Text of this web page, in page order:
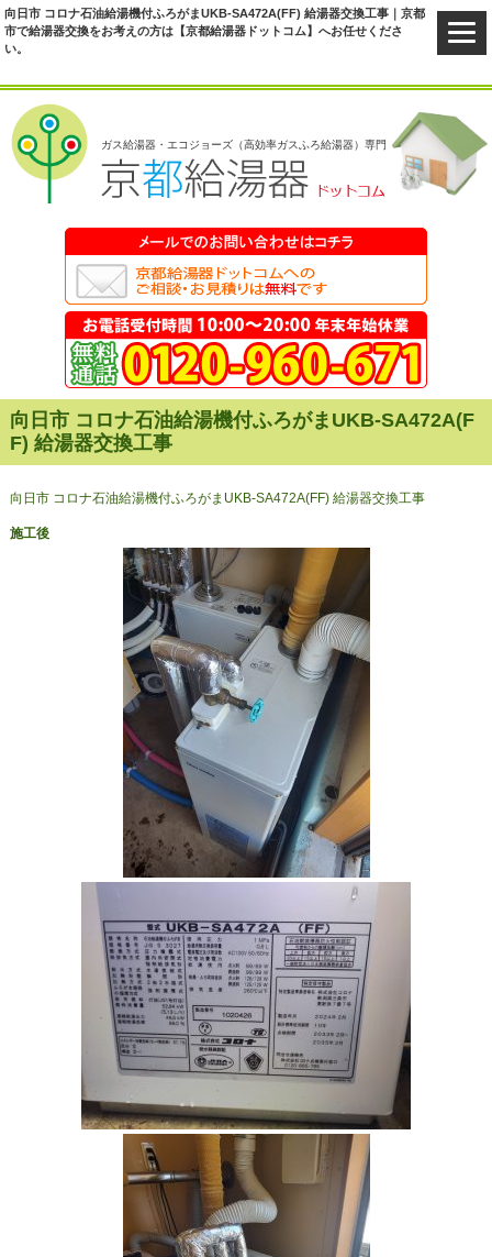
向日市 コロナ石油給湯機付ふろがまUKB-SA472A(FF) 給湯器交換工事｜京都
市で給湯器交換をお考えの方は【京都給湯器ドットコム】へお任せくださ
い。
ガス給湯器・エコジョーズ（高効率ガスふろ給湯器）専門
向日市 コロナ石油給湯機付ふろがまUKB-SA472A(F
F) 給湯器交換工事
向日市 コロナ石油給湯機付ふろがまUKB-SA472A(FF) 給湯器交換工事
施工後